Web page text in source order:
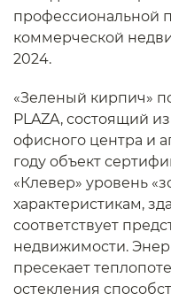
профессиональной
коммерческой
2024.
«Зеленый кирпич»
PLAZA, состоящий
офисного центра и
году объект
«Клевер» уровень
характеристикам,
соответствует
недвижимости.
пресекает
остекления